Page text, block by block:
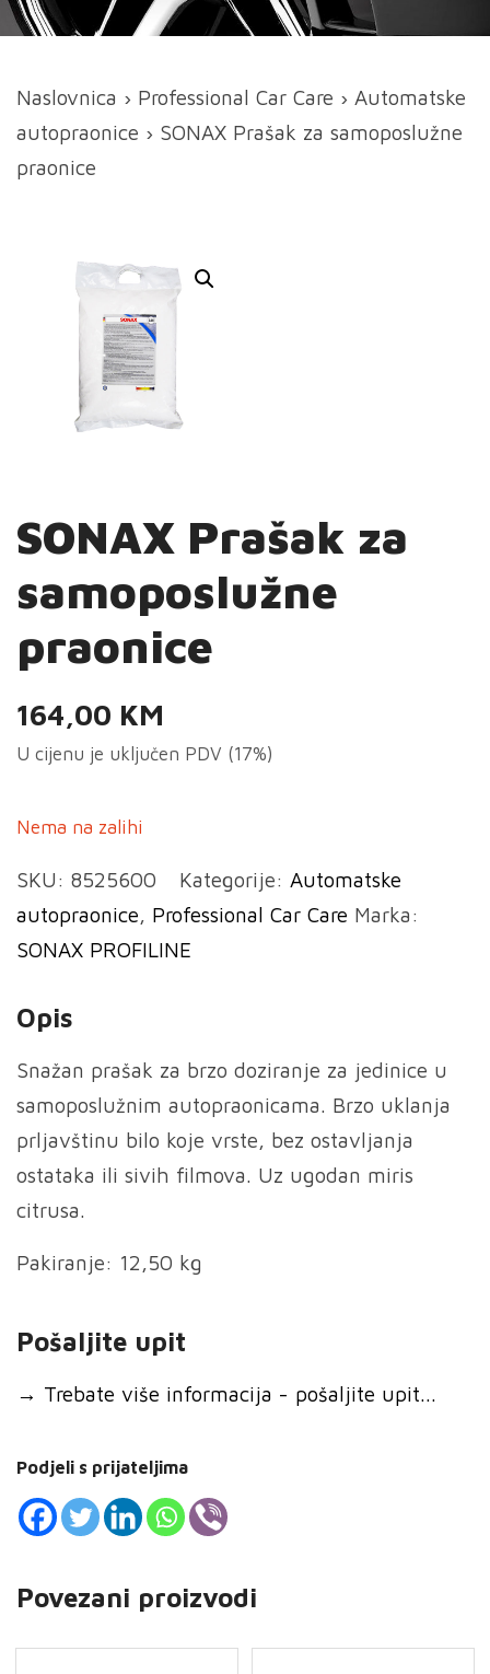
Naslovnica › Professional Car Care › Automatske
autopraonice › SONAX Prašak za samoposlužne
praonice
SONAX Prašak za
samoposlužne
praonice
164,00 KM
U cijenu je uključen PDV (17%)
Nema na zalihi
SKU: 8525600 Kategorije: Automatske
autopraonice, Professional Car Care Marka:
SONAX PROFILINE
Opis
Snažan prašak za brzo doziranje za jedinice u
samoposlužnim autopraonicama. Brzo uklanja
prljavštinu bilo koje vrste, bez ostavljanja
ostataka ili sivih filmova. Uz ugodan miris
citrusa.
Pakiranje: 12,50 kg
Pošaljite upit
→ Trebate više informacija - pošaljite upit...
Podjeli s prijateljima
Povezani proizvodi